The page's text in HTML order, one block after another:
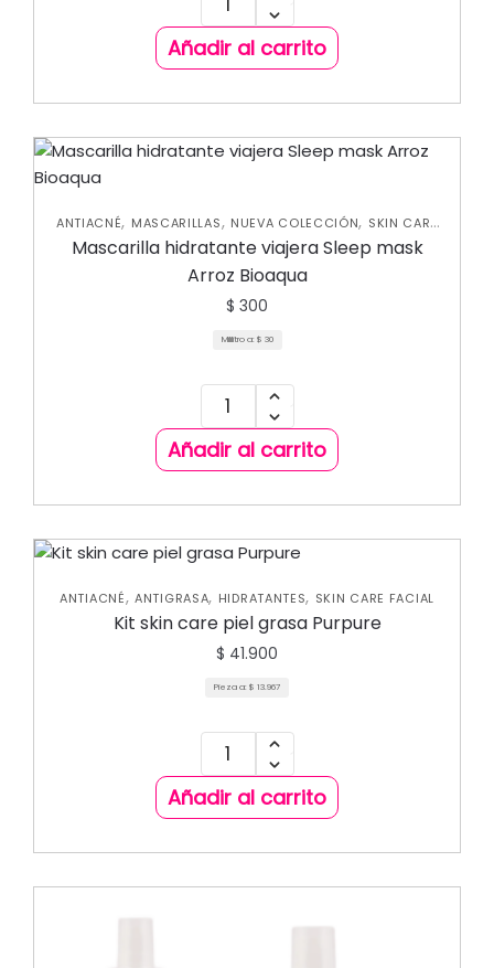
Añadir al carrito
ANTIACNÉ, MASCARILLAS, NUEVA COLECCIÓN, SKIN CARE
FACIAL
Mascarilla hidratante viajera Sleep mask
Arroz Bioaqua
$ 300
Mililitro a: $ 30
Añadir al carrito
ANTIACNÉ,ANTIGRASA, HIDRATANTES, SKIN CARE FACIAL
Kit skin care piel grasa Purpure
$ 41.900
Pieza a: $ 13.967
Añadir al carrito